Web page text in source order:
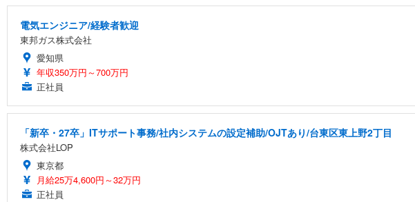
電気エンジニア/経験者歓迎
東邦ガス株式会社
愛知県
年収350万円～700万円
正社員
「新卒・27卒」ITサポート事務/社内システムの設定補助/OJTあり/台東区東上野2丁目
株式会社LOP
東京都
月給25万4,600円～32万円
正社員